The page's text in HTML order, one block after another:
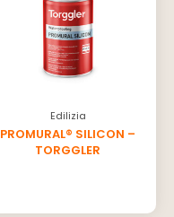
Edilizia
PROMURAL® SILICON –
TORGGLER